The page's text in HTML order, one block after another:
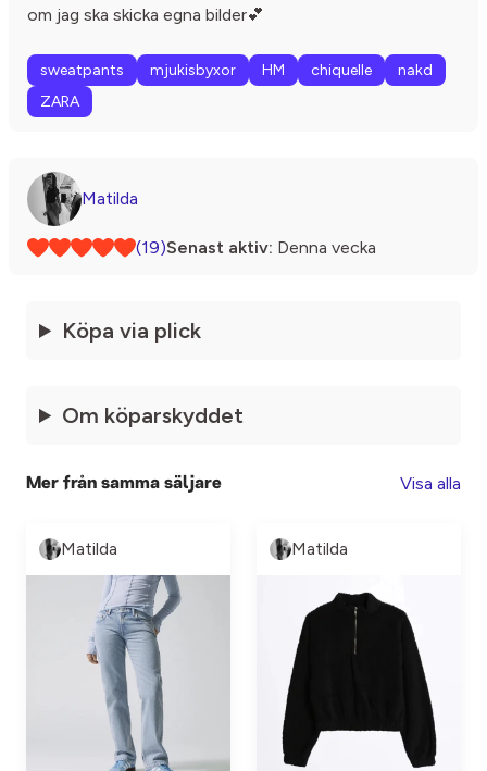
om jag ska skicka egna bilder💕
sweatpants mjukisbyxor HM chiquelle
nakd
ZARA
Matilda
(19)Senast aktiv: Denna vecka
Köpa via plick
Om köparskyddet
Mer från samma säljare Visa alla
Matilda Matilda